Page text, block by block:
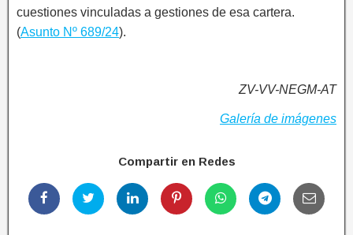
cuestiones vinculadas a gestiones de esa cartera.
(Asunto Nº 689/24).
ZV-VV-NEGM-AT
Galería de imágenes
Compartir en Redes